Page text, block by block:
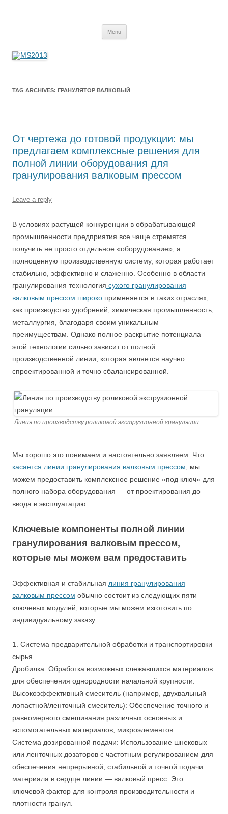
Menu
TAG ARCHIVES: ГРАНУЛЯТОР ВАЛКОВЫЙ
От чертежа до готовой продукции: мы
предлагаем комплексные решения для
полной линии оборудования для
гранулирования валковым прессом
Leave a reply
В условиях растущей конкуренции в обрабатывающей
промышленности предприятия все чаще стремятся
получить не просто отдельное «оборудование», а
полноценную производственную систему, которая работает
стабильно, эффективно и слаженно. Особенно в области
гранулирования технология сухого гранулирования
валковым прессом широко применяется в таких отраслях,
как производство удобрений, химическая промышленность,
металлургия, благодаря своим уникальным
преимуществам. Однако полное раскрытие потенциала
этой технологии сильно зависит от полной
производственной линии, которая является научно
спроектированной и точно сбалансированной.
Линия по производству роликовой экструзионной грануляции
Мы хорошо это понимаем и настоятельно заявляем: Что
касается линии гранулирования валковым прессом , мы
можем предоставить комплексное решение «под ключ» для
полного набора оборудования — от проектирования до
ввода в эксплуатацию.
Ключевые компоненты полной линии
гранулирования валковым прессом,
которые мы можем вам предоставить
Эффективная и стабильная линия гранулирования
валковым прессом обычно состоит из следующих пяти
ключевых модулей, которые мы можем изготовить по
индивидуальному заказу:
1. Система предварительной обработки и транспортировки
сырья
Дробилка: Обработка возможных слежавшихся материалов
для обеспечения однородности начальной крупности.
Высокоэффективный смеситель (например, двухвальный
лопастной/ленточный смеситель): Обеспечение точного и
равномерного смешивания различных основных и
вспомогательных материалов, микроэлементов.
Система дозированной подачи: Использование шнековых
или ленточных дозаторов с частотным регулированием для
обеспечения непрерывной, стабильной и точной подачи
материала в сердце линии — валковый пресс. Это
ключевой фактор для контроля производительности и
плотности гранул.